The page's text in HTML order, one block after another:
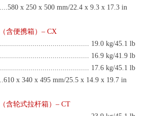
x 250 x 500 mm/22.4 x 9.3 x 17.3 in
（含便携箱） – CX
19.0 kg/45.1 lb
16.9 kg/41.9 lb
17.6 kg/45.1 lb
x 340 x 495 mm/25.5 x 14.9 x 19.7 in
（含轮式拉杆箱） – CT